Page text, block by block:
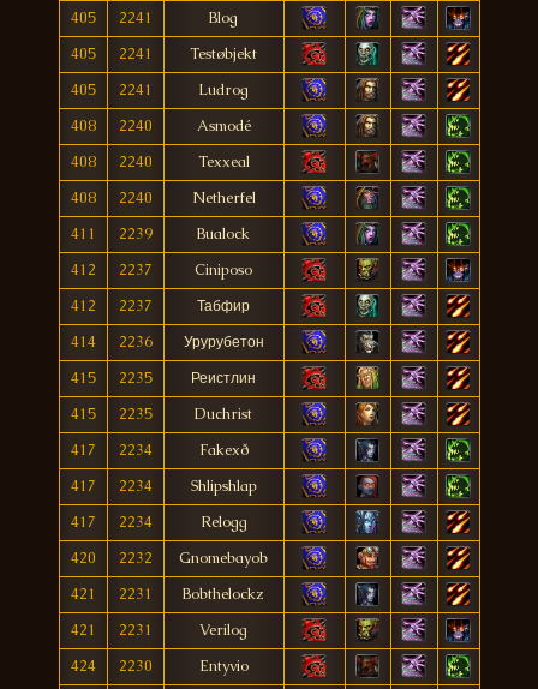
405
2241
Blog
405
2241
Testøbjekt
405
2241
Ludrog
408
2240
Asmodé
408
2240
Texxeal
408
2240
Netherfel
411
2239
Bualock
412
2237
Ciniposo
412
2237
Табфир
414
2236
Урурубетон
415
2235
Реистлин
415
2235
Duchrist
417
2234
Fakexð
417
2234
Shlipshlap
417
2234
Relogg
420
2232
Gnomebayob
421
2231
Bobthelockz
421
2231
Verilog
424
2230 Entyvio